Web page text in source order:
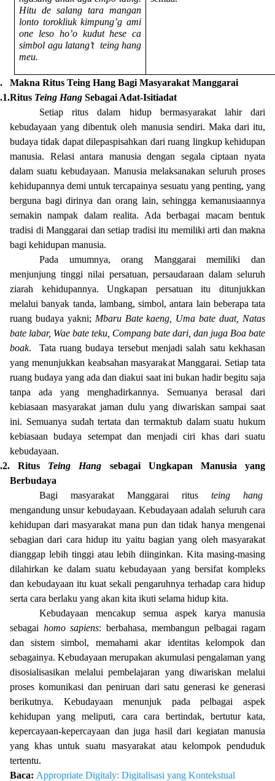
Hitu de salang tara mangan
lonto torokliuk kimpung’g ami
one leso ho’o kudut hese ca
simbol agu latang’t teing hang
meu.
Makna Ritus Teing Hang Bagi Masyarakat Manggarai
Ritus Teing Hang Sebagai Adat-Isitiadat
Setiap ritus dalam hidup bermasyarakat lahir dari
kebudayaan yang dibentuk oleh manusia sendiri. Maka dari itu,
budaya tidak dapat dilepaspisahkan dari ruang lingkup kehidupan
manusia. Relasi antara manusia dengan segala ciptaan nyata
dalam suatu kebudayaan. Manusia melaksanakan seluruh proses
kehidupannya demi untuk tercapainya sesuatu yang penting, yang
berguna bagi dirinya dan orang lain, sehingga kemanusiaannya
semakin nampak dalam realita. Ada berbagai macam bentuk
tradisi di Manggarai dan setiap tradisi itu memiliki arti dan makna
bagi kehidupan manusia.
Pada umumnya, orang Manggarai memiliki dan
menjunjung tinggi nilai persatuan, persaudaraan dalam seluruh
ziarah kehidupannya. Ungkapan persatuan itu ditunjukkan
melalui banyak tanda, lambang, simbol, antara lain beberapa tata
ruang budaya yakni; Mbaru Bate kaeng, Uma bate duat, Natas
bate labar, Wae bate teku, Compang bate dari, dan juga Boa bate
boak.
Tata ruang budaya tersebut menjadi salah satu kekhasan
yang menunjukkan keabsahan masyarakat Manggarai. Setiap tata
ruang budaya yang ada dan diakui saat ini bukan hadir begitu saja
tanpa ada yang menghadirkannya. Semuanya berasal dari
kebiasaan masyarakat jaman dulu yang diwariskan sampai saat
ini. Semuanya sudah tertata dan termaktub dalam suatu hukum
kebiasaan budaya setempat dan menjadi ciri khas dari suatu
kebudayaan.
Ritus Teing Hang sebagai Ungkapan Manusia yang
Berbudaya
Bagi masyarakat Manggarai ritus teing hang
mengandung unsur kebudayaan. Kebudayaan adalah seluruh cara
kehidupan dari masyarakat mana pun dan tidak hanya mengenai
sebagian dari cara hidup itu yaitu bagian yang oleh masyarakat
dianggap lebih tinggi atau lebih diinginkan. Kita masing-masing
dilahirkan ke dalam suatu kebudayaan yang bersifat kompleks
dan kebudayaan itu kuat sekali pengaruhnya terhadap cara hidup
serta cara berlaku yang akan kita ikuti selama hidup kita.
Kebudayaan mencakup semua aspek karya manusia
sebagai homo sapiens: berbahasa, membangun pelbagai ragam
dan sistem simbol, memahami akar identitas kelompok dan
sebagainya. Kebudayaan merupakan akumulasi pengalaman yang
disosialisasikan melalui pembelajaran yang diwariskan melalui
proses komunikasi dan peniruan dari satu generasi ke generasi
berikutnya. Kebudayaan menunjuk pada pelbagai aspek
kehidupan yang meliputi, cara cara bertindak, bertutur kata,
kepercayaan-kepercayaan dan juga hasil dari kegiatan manusia
yang khas untuk suatu masyarakat atau kelompok penduduk
tertentu.
Baca: Appropriate Digitaly: Digitalisasi yang Kontekstual